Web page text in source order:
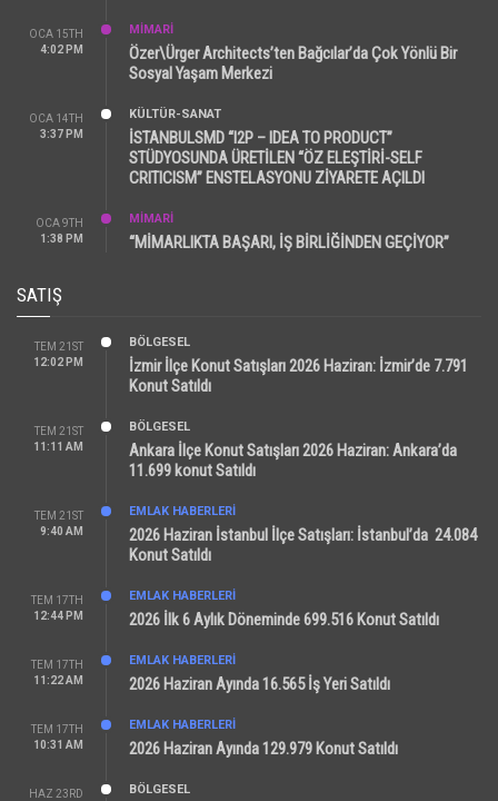
OCA 15TH
4:02 PM
MİMARİ
Özer\Ürger Architects’ten Bağcılar’da Çok Yönlü Bir
Sosyal Yaşam Merkezi
OCA 14TH
3:37 PM
KÜLTÜR-SANAT
İSTANBULSMD “I2P – IDEA TO PRODUCT”
STÜDYOSUNDA ÜRETİLEN “ÖZ ELEŞTİRİ-SELF
CRITICISM” ENSTELASYONU ZİYARETE AÇILDI
OCA 9TH
1:38 PM
MİMARİ
“MİMARLIKTA BAŞARI, İŞ BİRLİĞİNDEN GEÇİYOR”
SATIŞ
TEM 21ST
12:02 PM
BÖLGESEL
İzmir İlçe Konut Satışları 2026 Haziran: İzmir’de 7.791
Konut Satıldı
TEM 21ST
11:11 AM
BÖLGESEL
Ankara İlçe Konut Satışları 2026 Haziran: Ankara’da
11.699 konut Satıldı
TEM 21ST
9:40 AM
EMLAK HABERLERI
2026 Haziran İstanbul İlçe Satışları: İstanbul’da 24.084
Konut Satıldı
TEM 17TH
12:44 PM
EMLAK HABERLERI
2026 İlk 6 Aylık Döneminde 699.516 Konut Satıldı
TEM 17TH
11:22 AM
EMLAK HABERLERI
2026 Haziran Ayında 16.565 İş Yeri Satıldı
TEM 17TH
10:31 AM
EMLAK HABERLERI
2026 Haziran Ayında 129.979 Konut Satıldı
HAZ 23RD BÖLGESEL